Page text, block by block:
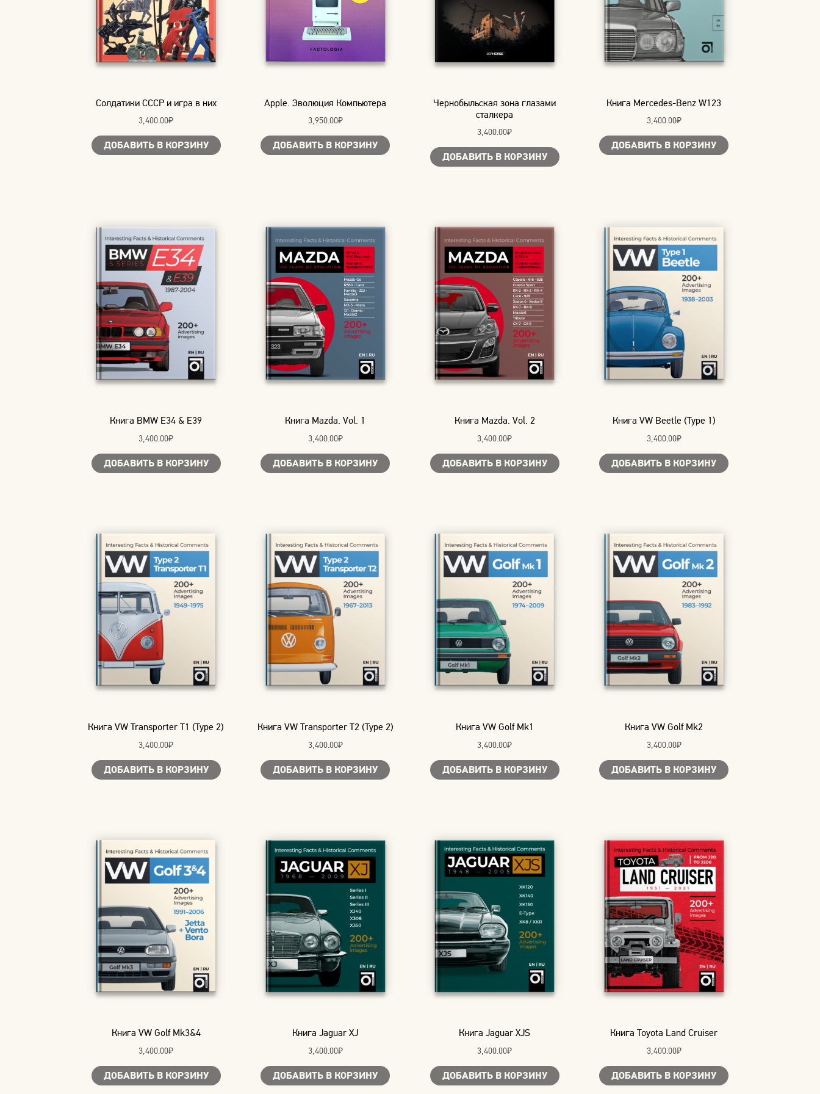
Солдатики СССР и игра в них
3,400.00₽
ДОБАВИТЬ В КОРЗИНУ
Apple. Эволюция Компьютера
3,950.00₽
ДОБАВИТЬ В КОРЗИНУ
Чернобыльская зона глазами
сталкера
3,400.00₽
ДОБАВИТЬ В КОРЗИНУ
Книга Mercedes-Benz W123
3,400.00₽
ДОБАВИТЬ В КОРЗИНУ
Книга BMW E34 & E39
3,400.00₽
ДОБАВИТЬ В КОРЗИНУ
Книга Mazda. Vol. 1
3,400.00₽
ДОБАВИТЬ В КОРЗИНУ
Книга Mazda. Vol. 2
3,400.00₽
ДОБАВИТЬ В КОРЗИНУ
Книга VW Beetle (Type 1)
3,400.00₽
ДОБАВИТЬ В КОРЗИНУ
Книга VW Transporter T1 (Type 2)
3,400.00₽
ДОБАВИТЬ В КОРЗИНУ
Книга VW Transporter T2 (Type 2)
3,400.00₽
ДОБАВИТЬ В КОРЗИНУ
Книга VW Golf Mk1
3,400.00₽
ДОБАВИТЬ В КОРЗИНУ
Книга VW Golf Mk2
3,400.00₽
ДОБАВИТЬ В КОРЗИНУ
Книга VW Golf Mk3&4
3,400.00₽
ДОБАВИТЬ В КОРЗИНУ
Книга Jaguar XJ
3,400.00₽
ДОБАВИТЬ В КОРЗИНУ
Книга Jaguar XJS
3,400.00₽
ДОБАВИТЬ В КОРЗИНУ
Книга Toyota Land Cruiser
3,400.00₽
ДОБАВИТЬ В КОРЗИНУ